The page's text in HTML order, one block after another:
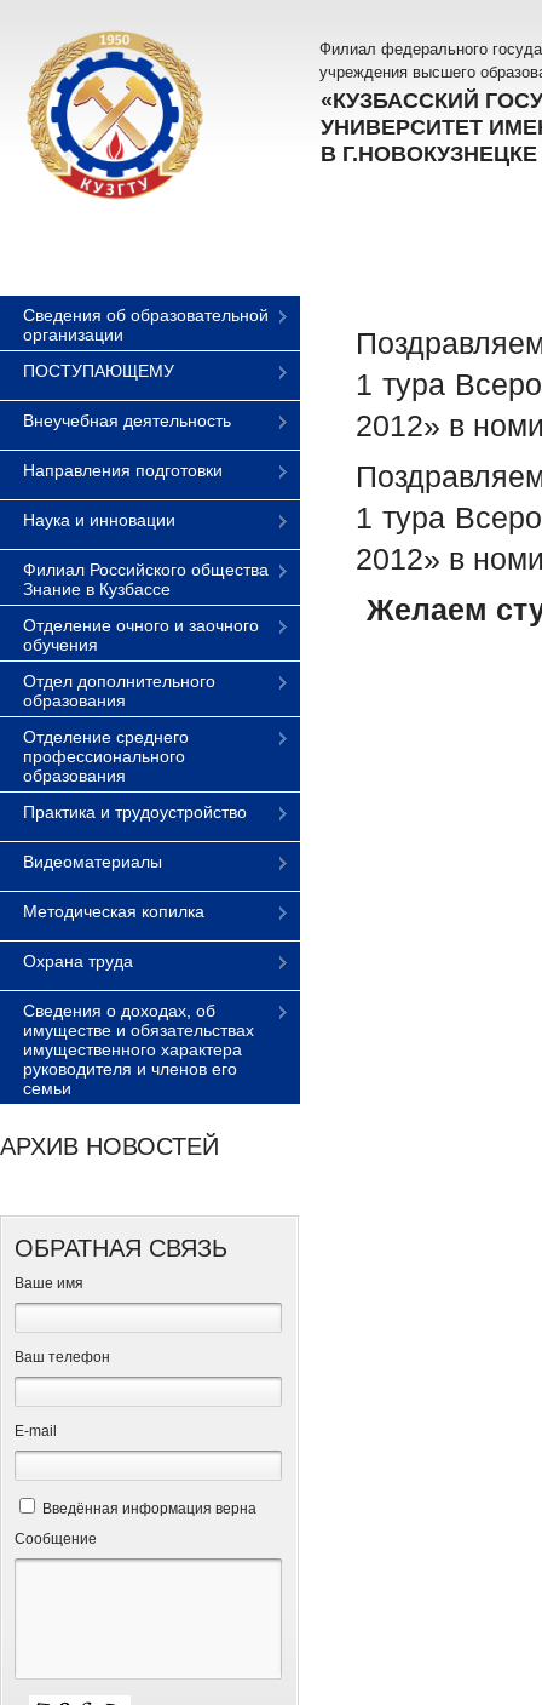
Филиал федерального
учреждения высшего
«КУЗБАССКИЙ
УНИВЕРСИТЕТ
В Г.НОВОКУЗНЕЦКЕ
Сведения об образовательной
организации
ПОСТУПАЮЩЕМУ
Внеучебная деятельность
Направления подготовки
Наука и инновации
Филиал Российского общества
Знание в Кузбассе
Отделение очного и заочного
обучения
Отдел дополнительного
образования
Отделение среднего
профессионального
образования
Практика и трудоустройство
Видеоматериалы
Методическая копилка
Охрана труда
Сведения о доходах, об
имуществе и обязательствах
имущественного характера
руководителя и членов его
семьи
АРХИВ НОВОСТЕЙ
ОБРАТНАЯ СВЯЗЬ
Ваше имя
Ваш телефон
Е-mail
Введённая информация верна
Сообщение
1 тура
2012» в
1 тура
2012» в
Желаем